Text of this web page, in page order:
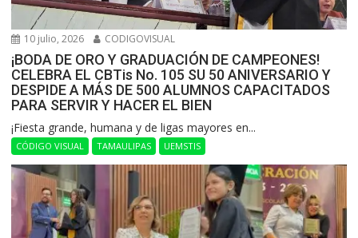
10 julio, 2026 CODIGOVISUAL
¡BODA DE ORO Y GRADUACIÓN DE CAMPEONES!
CELEBRA EL CBTis No. 105 SU 50 ANIVERSARIO Y
DESPIDE A MÁS DE 500 ALUMNOS CAPACITADOS
PARA SERVIR Y HACER EL BIEN
​¡Fiesta grande, humana y de ligas mayores en...
CÓDIGO VISUAL TAMAULIPAS UEMSTIS